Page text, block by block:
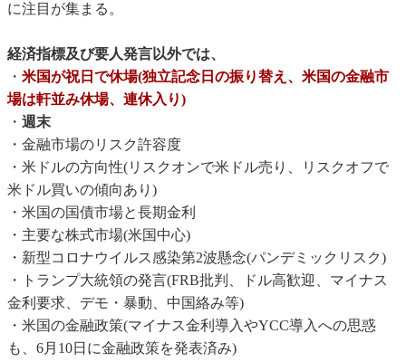
に注目が集まる。
経済指標及び要人発言以外では、
・ 米国が祝日で休場(独立記念日の振り替え、米国の金融市
場は軒並み休場、連休入り)
・ 週末
・金融市場のリスク許容度
・米ドルの方向性(リスクオンで米ドル売り、リスクオフで
米ドル買いの傾向あり)
・米国の国債市場と長期金利
・主要な株式市場(米国中心)
・新型コロナウイルス感染第2波懸念(パンデミックリスク)
・トランプ大統領の発言(FRB批判、ドル高歓迎、マイナス
金利要求、デモ・暴動、中国絡み等)
・米国の金融政策(マイナス金利導入やYCC導入への思惑
も、6月10日に金融政策を発表済み)